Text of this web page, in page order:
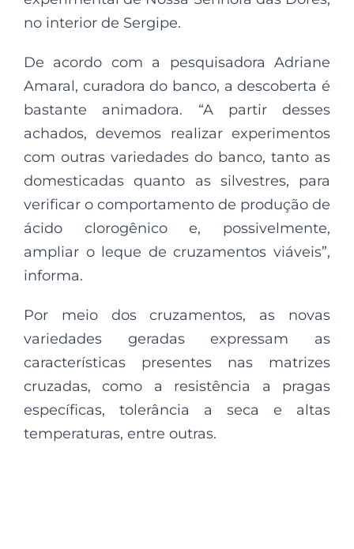
no interior de Sergipe.
De acordo com a pesquisadora Adriane
Amaral, curadora do banco, a descoberta é
bastante animadora. “A partir desses
achados, devemos realizar experimentos
com outras variedades do banco, tanto as
domesticadas quanto as silvestres, para
verificar o comportamento de produção de
ácido clorogênico e, possivelmente,
ampliar o leque de cruzamentos viáveis”,
informa.
Por meio dos cruzamentos, as novas
variedades geradas expressam as
características presentes nas matrizes
cruzadas, como a resistência a pragas
específicas, tolerância a seca e altas
temperaturas, entre outras.